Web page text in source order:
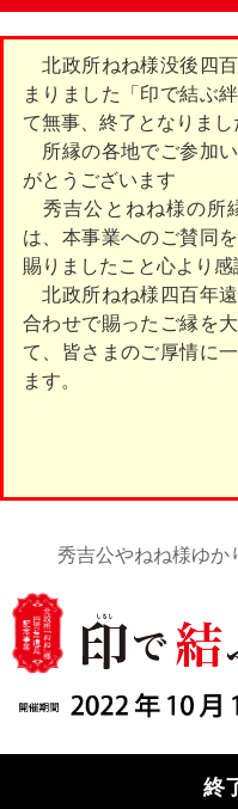
北政所ねね様没後四
まりました「印で結ぶ
て無事、終了となりまし
所縁の各地でご参加
がとうございます
秀吉公とねね様の所
は、本事業へのご賛同
賜りましたこと心より
北政所ねね様四百年
合わせで賜ったご縁を
て、皆さまのご厚情に
ます。
秀吉公やねね様ゆか
終